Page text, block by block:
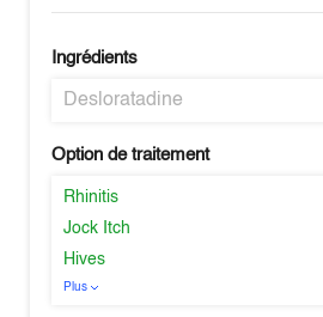
Ingrédients
Desloratadine
Option de traitement
Rhinitis
Jock Itch
Hives
Plus